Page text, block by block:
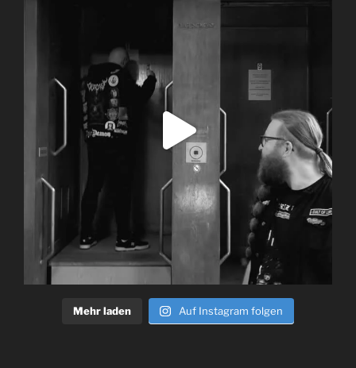
Mehr laden Auf Instagram folgen